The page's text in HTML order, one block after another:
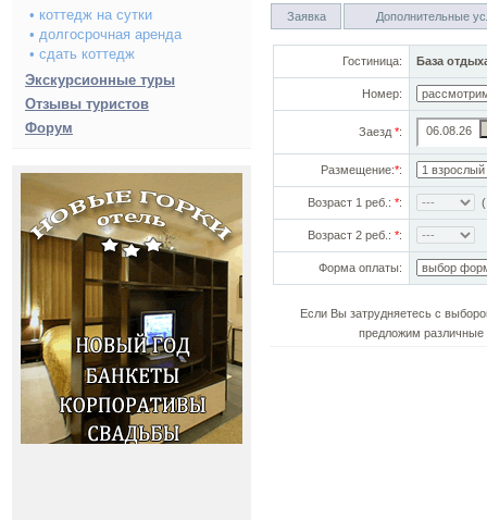
• коттедж на сутки
• долгосрочная аренда
• сдать коттедж
Экскурсионные туры
Отзывы туристов
Форум
Заявка Дополнительные
Гостиница: База
Номер:
Заезд *:
Размещение:*:
Возраст 1 реб.: *:
Возраст 2 реб.: *:
Форма оплаты:
Если Вы затрудняетесь с
предложим различные